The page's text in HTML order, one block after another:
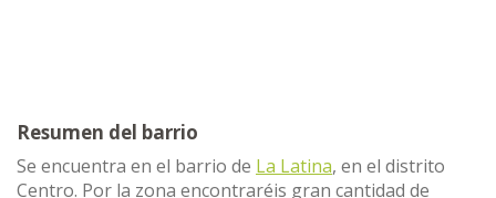
Resumen del barrio
Se encuentra en el barrio de La Latina, en el distrito
Centro. Por la zona encontraréis gran cantidad de